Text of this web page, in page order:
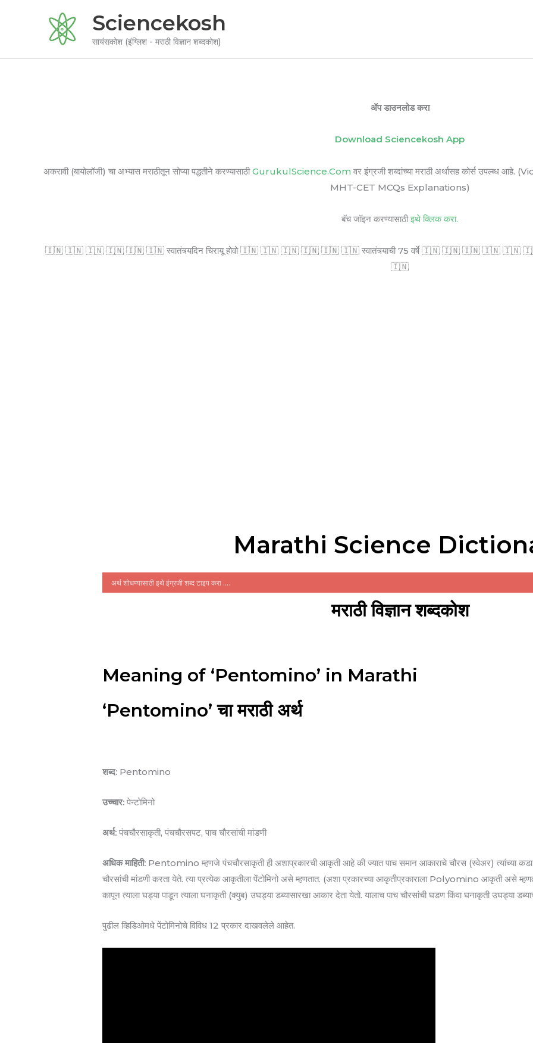
Sciencekosh
सायंसकोश (इंग्लिश - मराठी विज्ञान शब्दकोश)
ॲप डाउनलोड करा
Download Sciencekosh App
अकरावी (बायोलॉजी) चा अभ्यास मराठीतून सोप्या पद्धतीने करण्यासाठीGurukulScience.Com वर इंग्रजी शब्दांच्या मराठी अर्थासह कोर्स
MHT-CET MCQs Explanations)
बॅच जॉइन करण्यासाठीइथे क्लिक करा.
🇮🇳 🇮🇳 🇮🇳 🇮🇳 🇮🇳 🇮🇳 स्वातंत्र्यदिन चिरायू होवो 🇮🇳 🇮🇳 🇮🇳 🇮🇳 🇮🇳 🇮🇳 स्वातंत्र्याची 75 वर्षे 🇮🇳 🇮🇳 🇮🇳 🇮🇳 🇮🇳 🇮🇳
🇮🇳
Marathi Science
मराठी विज्ञान शब्दकोश
Meaning of ‘Pentomino’ in Marathi
‘Pentomino’ चा मराठी अर्थ
शब्द: Pentomino
उच्चार: पेन्टोमिनो
अर्थ: पंचचौरसाकृती, पंचचौरसपट, पाच चौरसांची मांडणी
अधिक माहिती: Pentomino म्हणजे पंचचौरसाकृती ही अशाप्रकारची आकृती आहे की ज्यात पाच समान आकाराचे चौरस (स्वेअर) त्यांच्या
चौरसांची मांडणी करता येते. त्या प्रत्येक आकृतीला पेंटोमिनो असे म्हणतात. (अशा प्रकारच्या आकृतीप्रकाराला Polyomino आकृती असे
कापून त्याला घड्या पाडून त्याला घनाकृती (क्युब) उघड्या डब्यासारखा आकार देता येतो. यालाच पाच चौरसांची घडण किंवा घनाकृती उघड्या
पुढील व्हिडिओमधे पेंटोमिनोचे विविध 12 प्रकार दाखवलेले आहेत.